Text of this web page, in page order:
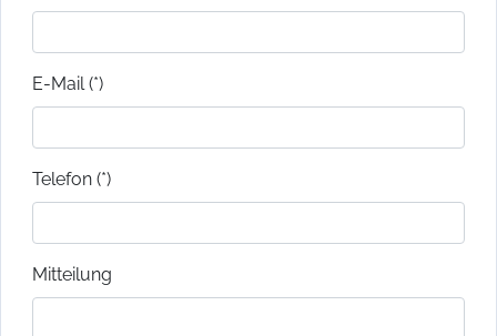
E-Mail (*)
Telefon (*)
Mitteilung